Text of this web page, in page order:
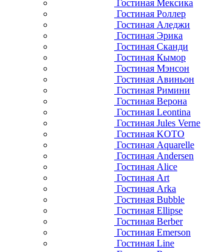
Гостиная Мексика
Гостиная Роллер
Гостиная Аледжи
Гостиная Эрика
Гостиная Сканди
Гостиная Кымор
Гостиная Мэнсон
Гостиная Авиньон
Гостиная Римини
Гостиная Верона
Гостиная Leontina
Гостиная Jules Verne
Гостиная KOTO
Гостиная Aquarelle
Гостиная Andersen
Гостиная Alice
Гостиная Art
Гостиная Arka
Гостиная Bubble
Гостиная Ellipse
Гостиная Berber
Гостиная Emerson
Гостиная Line